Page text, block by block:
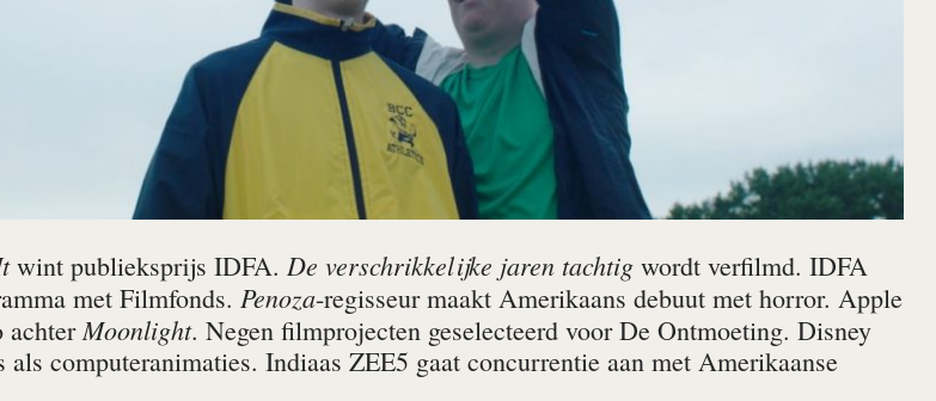
wint publieksprijs IDFA. De verschrikkelijke jaren tachtigwordt verfilmd. IDFA
met Filmfonds. Penoza-regisseur maakt Amerikaans debuut met horror. Apple
achter Moonlight. Negen filmprojecten geselecteerd voor De Ontmoeting. Disney
computeranimaties. Indiaas ZEE5 gaat concurrentie aan met Amerikaanse